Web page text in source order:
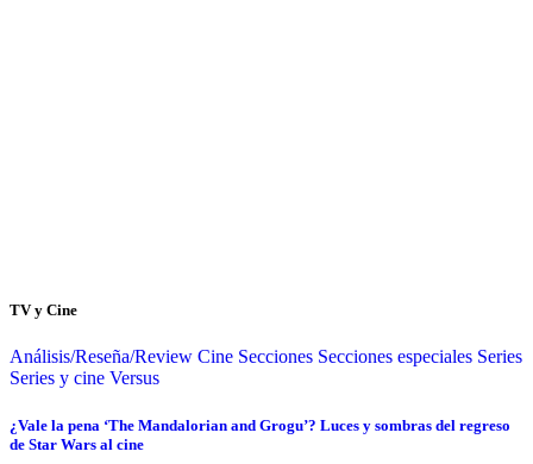
TV y Cine
Análisis/Reseña/Review Cine Secciones Secciones especiales Series
Series y cine Versus
¿Vale la pena ‘The Mandalorian and Grogu’? Luces y sombras del regreso
de Star Wars al cine